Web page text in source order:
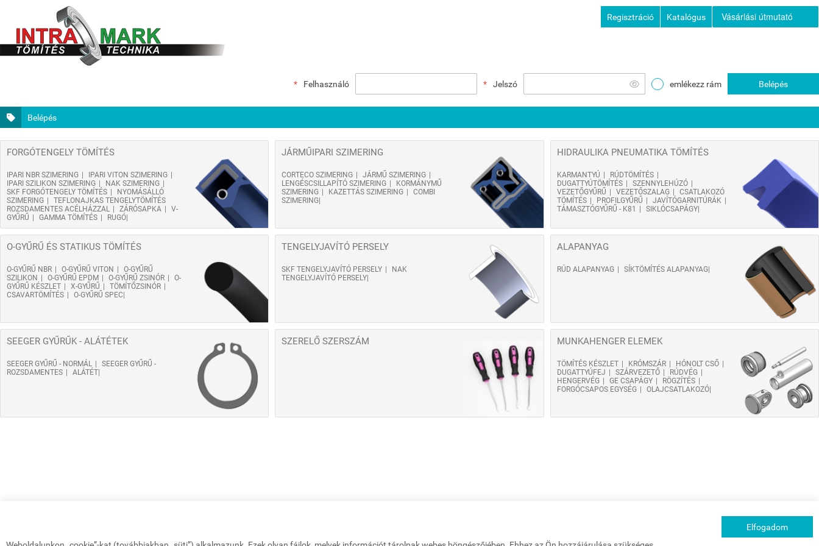
Regisztráció Katalógus Vásárlási útmutató
Felhasználó Jelszó emlékezz rám Belépés
Belépés
FORGÓTENGELY TÖMÍTÉS
IPARI NBR SZIMERING
IPARI VITON SZIMERING
IPARI SZILIKON SZIMERING
NAK SZIMERING
SKF FORGÓTENGELY TÖMÍTÉS
NYOMÁSÁLLÓ
SZIMERING
TEFLONAJKAS TENGELYTÖMÍTÉS
ROZSDAMENTES ACÉLHÁZZAL
ZÁRÓSAPKA
V-
GYŰRŰ
GAMMA TÖMÍTÉS RUGÓ
JÁRMŰIPARI SZIMERING
CORTECO SZIMERING
JÁRMŰ SZIMERING
LENGÉSCSILLAPÍTÓ SZIMERING
KORMÁNYMŰ
SZIMERING
KAZETTÁS SZIMERING
COMBI
SZIMERING
HIDRAULIKA PNEUMATIKA TÖMÍTÉS
KARMANTYÚ
RÚDTÖMÍTÉS
DUGATTYÚTÖMÍTÉS
SZENNYLEHÚZÓ
VEZETŐGYŰRŰ
VEZETŐSZALAG
CSATLAKOZÓ
TÖMÍTÉS
PROFILGYŰRŰ
JAVÍTÓGARNITÚRÁK
TÁMASZTÓGYŰRŰ - K81
SIKLÓCSAPÁGY
O-GYŰRŰ ÉS STATIKUS TÖMÍTÉS
O-GYŰRŰ NBR O-GYŰRŰ VITON
O-GYŰRŰ
SZILIKON
O-GYŰRŰ EPDM O-GYŰRŰ ZSINÓR
O-
GYŰRŰ KÉSZLET
X-GYŰRŰ
TÖMÍTŐZSINÓR
CSAVARTÖMÍTÉS
O-GYŰRŰ SPEC
TENGELYJAVÍTÓ PERSELY
SKF TENGELYJAVÍTÓ PERSELY
NAK
TENGELYJAVÍTÓ PERSELY
ALAPANYAG
RÚD ALAPANYAG SÍKTÖMÍTÉS ALAPANYAG
SEEGER GYŰRŰK - ALÁTÉTEK
SEEGER GYŰRŰ - NORMÁL
SEEGER GYŰRŰ -
ROZSDAMENTES
ALÁTÉT
SZERELŐ SZERSZÁM MUNKAHENGER ELEMEK
TÖMÍTÉS KÉSZLET KRÓMSZÁR
HÓNOLT CSŐ
DUGATTYÚFEJ
SZÁRVEZETŐ
RÚDVÉG
HENGERVÉG
GE CSAPÁGY
RÖGZÍTÉS
FORGÓCSAPOS EGYSÉG
OLAJCSATLAKOZÓ
Elfogadom